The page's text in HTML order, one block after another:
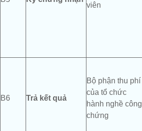
viên
B6 Trả kết quả
Bộ phận thu phí
của tổ chức
hành nghề công
chứng